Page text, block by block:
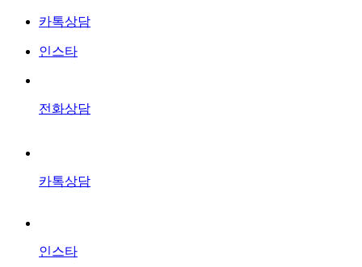
카톡상담
인스타
전화상담
카톡상담
인스타